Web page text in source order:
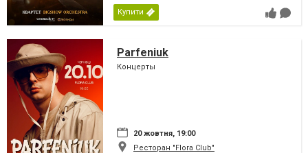
Купити
Parfeniuk
Концерты
20 жовтня, 19:00
Ресторан "Flora Club"